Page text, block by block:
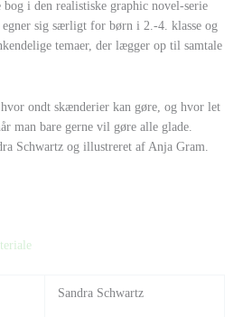
bog i den realistiske graphic novel-serie
egner sig særligt for børn i 2.-4. klasse og
temaer, der lægger op til samtale
ondt skænderier kan gøre, og hvor let
man bare gerne vil gøre alle glade.
Schwartz og illustreret af Anja Gram.
Sandra Schwartz